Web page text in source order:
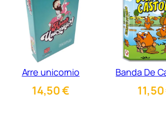
Arre unicornio
14,50€
Banda De
11,50